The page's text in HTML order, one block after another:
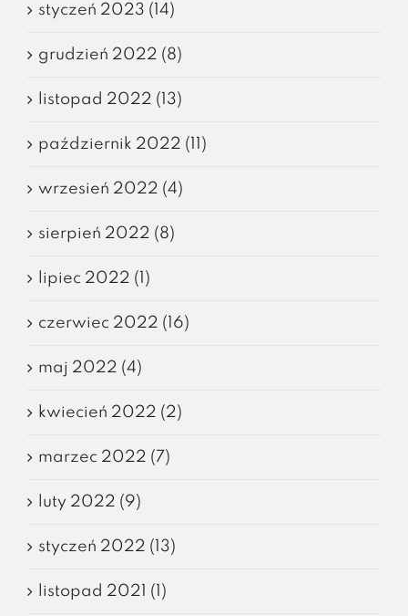
styczeń 2023 (14)
grudzień 2022 (8)
listopad 2022 (13)
październik 2022 (11)
wrzesień 2022 (4)
sierpień 2022 (8)
lipiec 2022 (1)
czerwiec 2022 (16)
maj 2022 (4)
kwiecień 2022 (2)
marzec 2022 (7)
luty 2022 (9)
styczeń 2022 (13)
listopad 2021 (1)